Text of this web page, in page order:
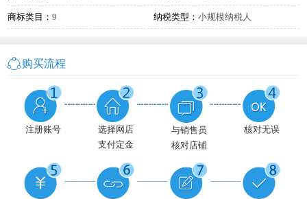
商标类目：9 纳税类型： 小规模纳税人
购买流程
注册账号
选择网店
支付定金
与销售员
核对店铺
核对无误